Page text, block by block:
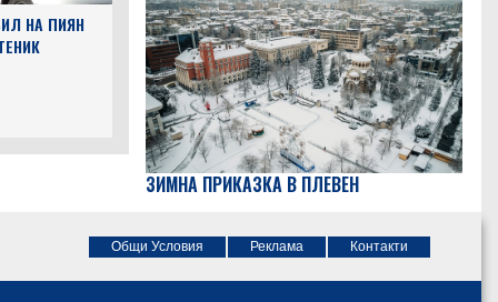
НА ПИЯН
ЗИМНА ПРИКАЗКА В ПЛЕВЕН
Общи Условия Реклама Контакти